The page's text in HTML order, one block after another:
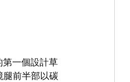
BROWNE
一個設計草
腿前半部以碳